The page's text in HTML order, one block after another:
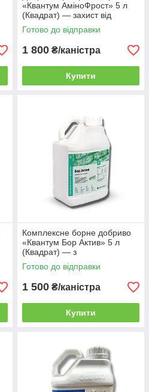
«Квантум АміноФрост» 5 л
(Квадрат) — захист від
приморозків та заморозків
Готово до відправки
1 800 ₴/каністра
Купити
Комплексне борне добриво
«Квантум Бор Актив» 5 л
(Квадрат) — з
амінокислотами та
поліолами
Готово до відправки
1 500 ₴/каністра
Купити